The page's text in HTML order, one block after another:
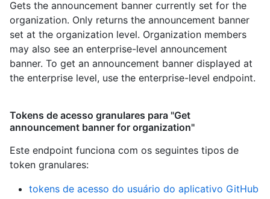
Gets the announcement banner currently set for the
organization. Only returns the announcement banner
set at the organization level. Organization members
may also see an enterprise-level announcement
banner. To get an announcement banner displayed at
the enterprise level, use the enterprise-level endpoint.
Tokens de acesso granulares para "Get
announcement banner for organization"
Este endpoint funciona com os seguintes tipos de
token granulares:
tokens de acesso do usuário do aplicativo GitHub